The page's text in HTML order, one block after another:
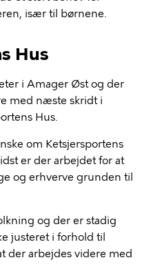
især til børnene.
Hus
i Amager Øst og der
med næste skridt i
Hus.
om Ketsjersportens
er der arbejdet for at
og erhverve grunden til
og der er stadig
justeret i forhold til
der arbejdes videre med